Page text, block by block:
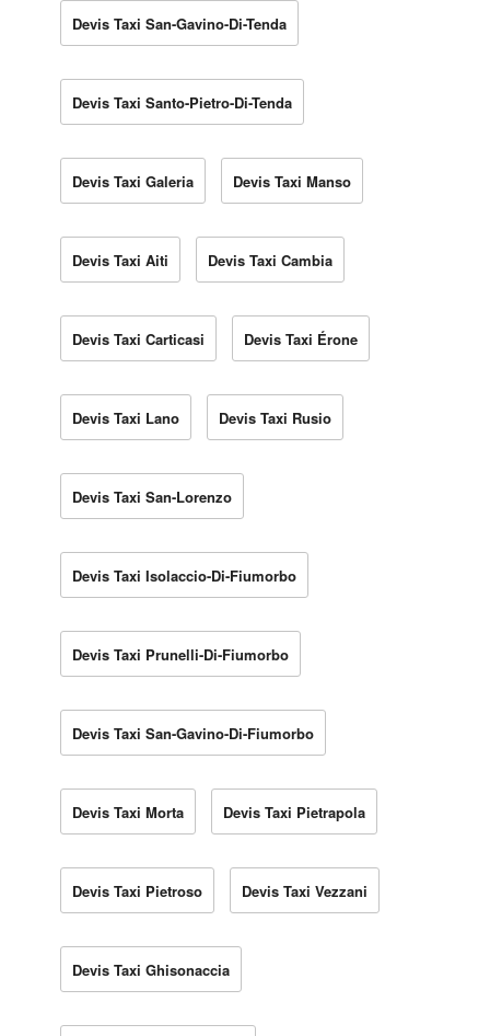
Devis Taxi San-Gavino-Di-Tenda
Devis Taxi Santo-Pietro-Di-Tenda
Devis Taxi Galeria Devis Taxi Manso
Devis Taxi Aiti Devis Taxi Cambia
Devis Taxi Carticasi Devis Taxi Érone
Devis Taxi Lano Devis Taxi Rusio
Devis Taxi San-Lorenzo
Devis Taxi Isolaccio-Di-Fiumorbo
Devis Taxi Prunelli-Di-Fiumorbo
Devis Taxi San-Gavino-Di-Fiumorbo
Devis Taxi Morta Devis Taxi Pietrapola
Devis Taxi Pietroso Devis Taxi Vezzani
Devis Taxi Ghisonaccia